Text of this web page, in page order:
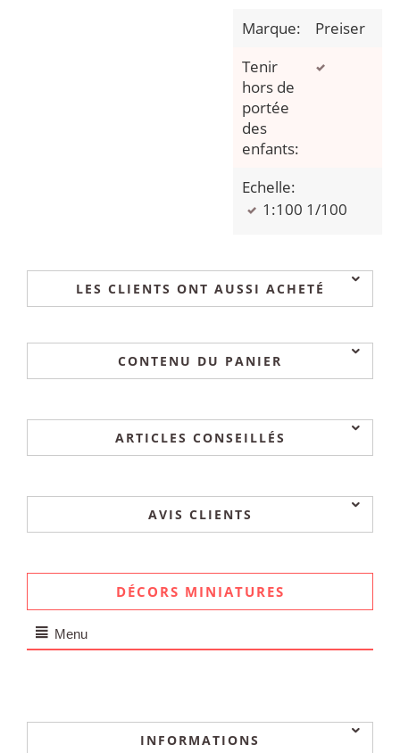
Marque:
Preiser
Tenir
hors de
portée
des
enfants:
Echelle:
1:100 1/100
LES CLIENTS ONT AUSSI ACHETÉ
CONTENU DU PANIER
ARTICLES CONSEILLÉS
AVIS CLIENTS
DÉCORS MINIATURES
Menu
INFORMATIONS